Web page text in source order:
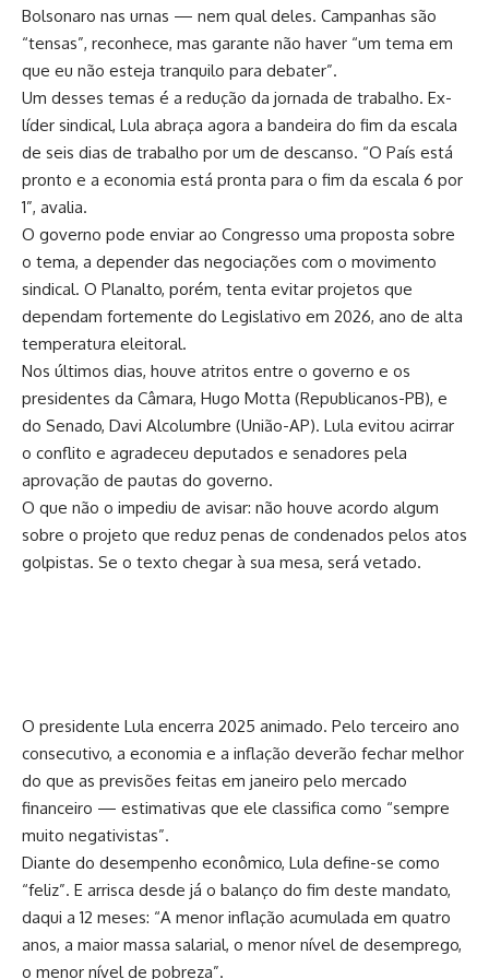
Bolsonaro nas urnas — nem qual deles. Campanhas são
“tensas”, reconhece, mas garante não haver “um tema em
que eu não esteja tranquilo para debater”.
Um desses temas é a redução da jornada de trabalho. Ex-
líder sindical, Lula abraça agora a bandeira do fim da escala
de seis dias de trabalho por um de descanso. “O País está
pronto e a economia está pronta para o fim da escala 6 por
1”, avalia.
O governo pode enviar ao Congresso uma proposta sobre
o tema, a depender das negociações com o movimento
sindical. O Planalto, porém, tenta evitar projetos que
dependam fortemente do Legislativo em 2026, ano de alta
temperatura eleitoral.
Nos últimos dias, houve atritos entre o governo e os
presidentes da Câmara, Hugo Motta (Republicanos-PB), e
do Senado, Davi Alcolumbre (União-AP). Lula evitou acirrar
o conflito e agradeceu deputados e senadores pela
aprovação de pautas do governo.
O que não o impediu de avisar: não houve acordo algum
sobre o projeto que reduz penas de condenados pelos atos
golpistas. Se o texto chegar à sua mesa, será vetado.
O presidente Lula encerra 2025 animado. Pelo terceiro ano
consecutivo, a economia e a inflação deverão fechar melhor
do que as previsões feitas em janeiro pelo mercado
financeiro — estimativas que ele classifica como “sempre
muito negativistas”.
Diante do desempenho econômico, Lula define-se como
“feliz”. E arrisca desde já o balanço do fim deste mandato,
daqui a 12 meses: “A menor inflação acumulada em quatro
anos, a maior massa salarial, o menor nível de desemprego,
o menor nível de pobreza”.